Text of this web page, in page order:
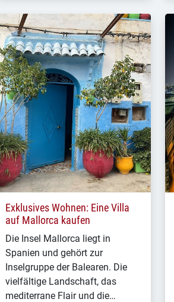
Exklusives Wohnen: Eine Villa
auf Mallorca kaufen
Die Insel Mallorca liegt in
Spanien und gehört zur
Inselgruppe der Balearen. Die
vielfältige Landschaft, das
mediterrane Flair und die…